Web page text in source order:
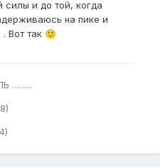
и до той, когда
на пике и
Вот так 🙂
……..